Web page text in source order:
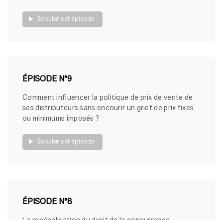
Écouter cet épisode
ÉPISODE N°9
Comment influencer la politique de prix de vente de
ses distributeurs sans encourir un grief de prix fixes
ou minimums imposés ?
Écouter cet épisode
ÉPISODE N°8